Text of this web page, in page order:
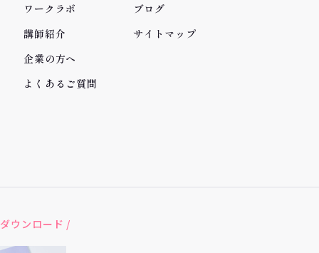
ワークラボ
講師紹介
企業の方へ
よくあるご質問
ブログ
サイトマップ
ウンロード /